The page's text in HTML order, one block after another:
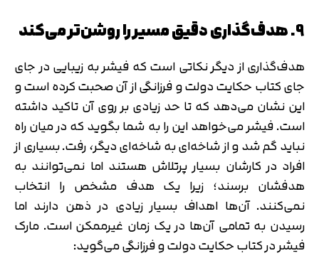
9. هدف‌گذاری دقیق مسیر را روشن‌تر می‌کند
هدف‌گذاری از دیگر نکاتی است که فیشر به زیبایی در جای
جای کتاب حکایت دولت و فرزانگی از آن صحبت کرده است و
این نشان می‌دهد که تا حد زیادی بر روی آن تاکید داشته
است. فیشر می‌خواهد این را به شما بگوید که در میان راه
نباید گم شد و از شاخه‌ای به شاخه‌ای دیگر، رفت. بسیاری از
افراد در کارشان بسیار پرتلاش هستند اما نمی‌توانند به
هدفشان برسند؛ زیرا یک هدف مشخص را انتخاب
نمی‌کنند. آن‌ها اهداف بسیار زیادی در ذهن دارند اما
رسیدن به تمامی آن‌ها در یک زمان غیرممکن است. مارک
فیشر در کتاب حکایت دولت و فرزانگی می‌گوید: